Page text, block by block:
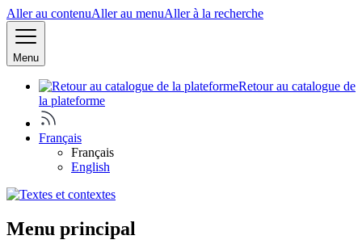
Aller au contenuAller au menuAller à la recherche
Menu
Retour au catalogue de
la plateforme
Français
Français
English
Menu principal